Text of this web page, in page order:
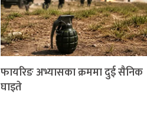
फायरिङ अभ्यासका क्रममा दुई सैनिक
घाइते